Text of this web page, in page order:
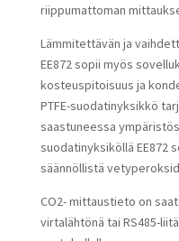
riippumattoman
Lämmitettävän ja
EE872 sopii myös
kosteuspitoisuus ja
PTFE-suodatinyksikkö
saastuneessa
suodatinyksiköllä EE872
säännöllistä
CO2- mittaustieto on
virtalähtönä tai RS485-